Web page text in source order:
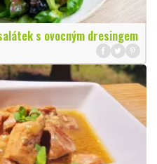
s ovocným dresingem